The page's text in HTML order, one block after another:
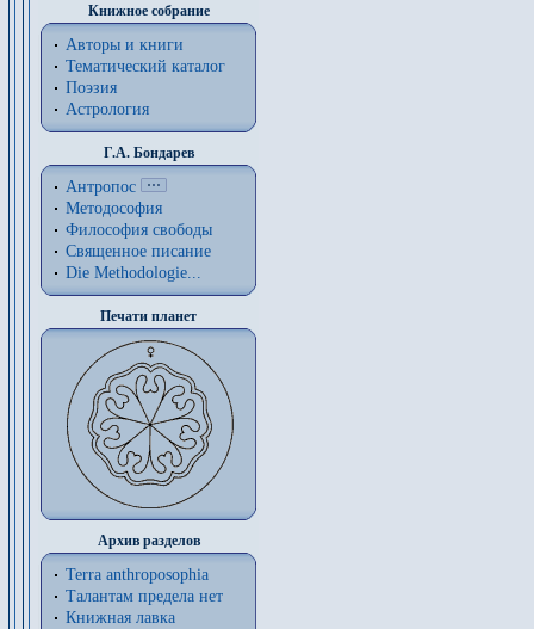
Книжное собрание
Авторы и книги
Тематический каталог
Поэзия
Астрология
Г.А. Бондарев
Антропос
Методософия
Философия cвободы
Священное писание
Die Methodologie...
Печати планет
Архив разделов
Terra anthroposophia
Талантам предела нет
Книжная лавка